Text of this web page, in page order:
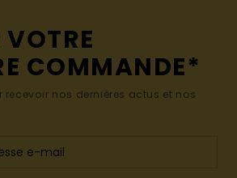
VOTRE
COMMANDE*
nos dernières actus et nos